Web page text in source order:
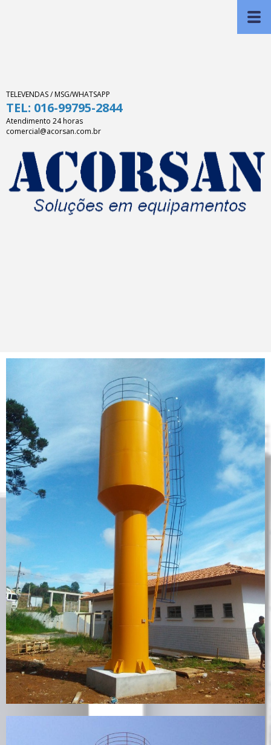
TELEVENDAS / MSG/WHATSAPP
TEL: 016-99795-2844
Atendimento 24 horas
comercial@acorsan.com.br